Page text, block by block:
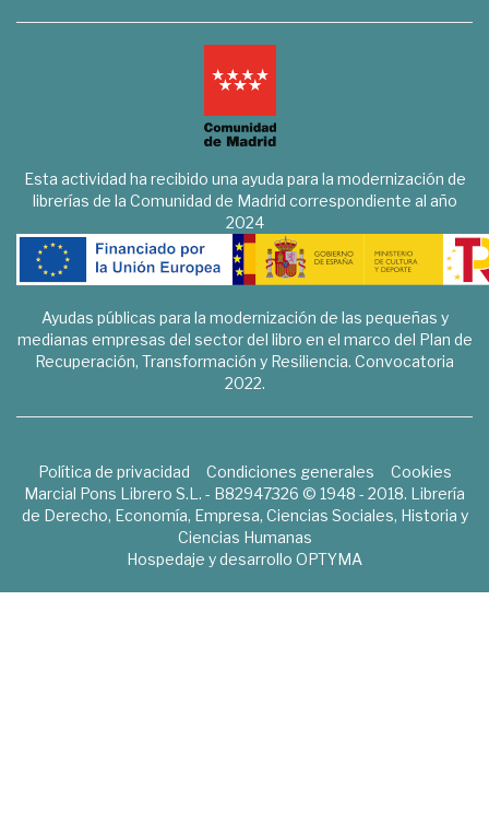
Esta actividad ha recibido una ayuda para la modernización de
librerías de la Comunidad de Madrid correspondiente al año
2024
Ayudas públicas para la modernización de las pequeñas y
medianas empresas del sector del libro en el marco del Plan de
Recuperación, Transformación y Resiliencia. Convocatoria
2022.
Política de privacidad Condiciones generales
Cookies
Marcial Pons Librero S.L. - B82947326 © 1948 - 2018. Librería
de Derecho, Economía, Empresa, Ciencias Sociales, Historia y
Ciencias Humanas
Hospedaje y desarrollo OPTYMA